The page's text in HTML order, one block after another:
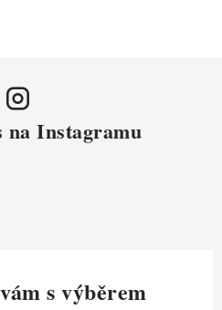
na Instagramu
s výběrem